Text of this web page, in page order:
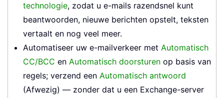
technologie, zodat u e-mails razendsnel kunt
beantwoorden, nieuwe berichten opstelt, teksten
vertaalt en nog veel meer.
Automatiseer uw e-mailverkeer met Automatisch
CC/BCC en Automatisch doorsturen op basis van
regels; verzend een Automatisch antwoord
(Afwezig) — zonder dat u een Exchange-server